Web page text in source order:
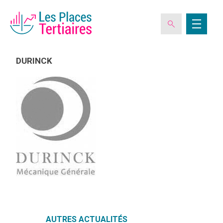
ESPACE ADHÉRENT
L’ASSOCIATION
DURINCK
AUTRES ACTUALITÉS